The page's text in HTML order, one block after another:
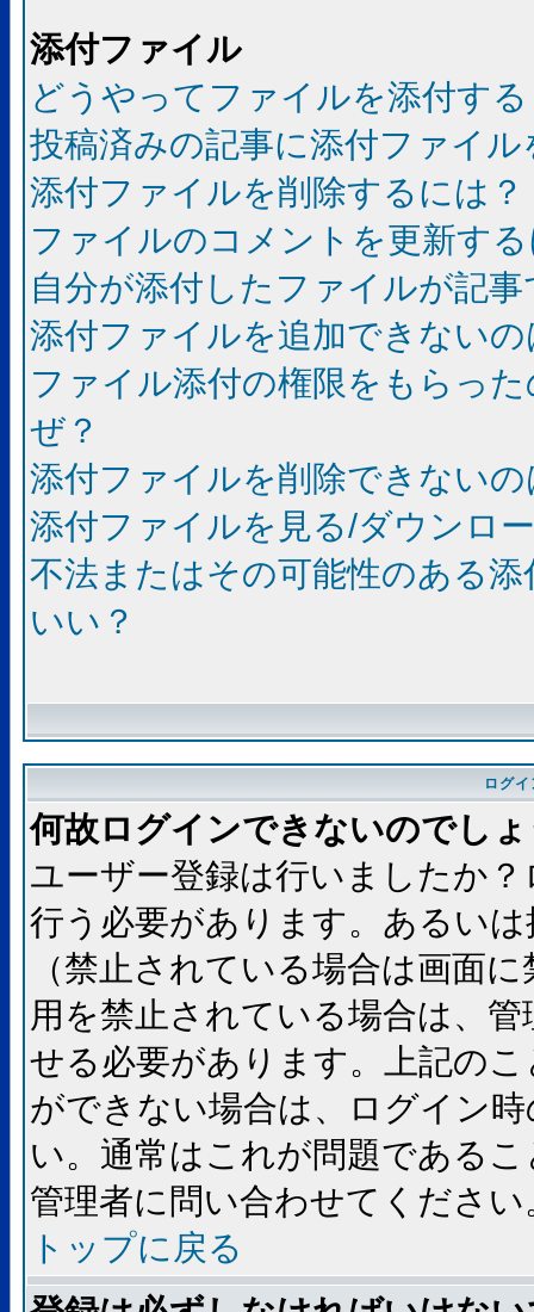
添付ファイル
どうやってファイルを添付す
投稿済みの記事に添付ファイ
添付ファイルを削除するには？
ファイルのコメントを更新す
自分が添付したファイルが記
添付ファイルを追加できない
ファイル添付の権限をもらっ
ぜ？
添付ファイルを削除できない
添付ファイルを見る/ダウンロ
不法またはその可能性のある
いい？
ログ
何故ログインできないのでし
ユーザー登録は行いましたか
行う必要があります。あるい
（禁止されている場合は画面
用を禁止されている場合は、
せる必要があります。上記の
ができない場合は、ログイン
い。通常はこれが問題である
管理者に問い合わせてください
トップに戻る